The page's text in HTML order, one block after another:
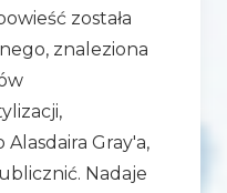
została
znaleziona
Gray'a,
Nadaje